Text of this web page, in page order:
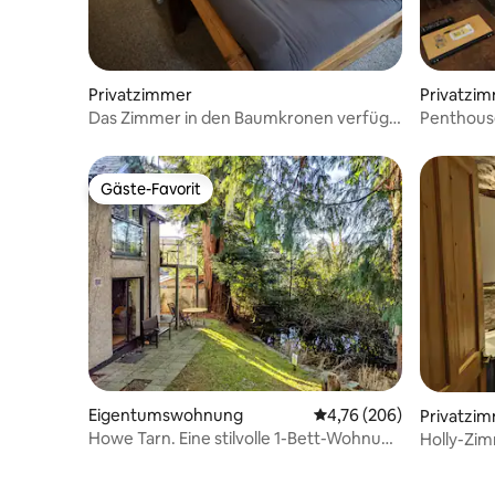
Privatzimmer
Das Zimmer in den Baumkronen verfügt
Schieferwände
Gäste-Favorit
Gäste-Favorit
Eigentumswohnung Durchschnittliche
4,76 (206)
Howe Tarn. Eine stilvolle 1-Bett-Wohnung
Holly-